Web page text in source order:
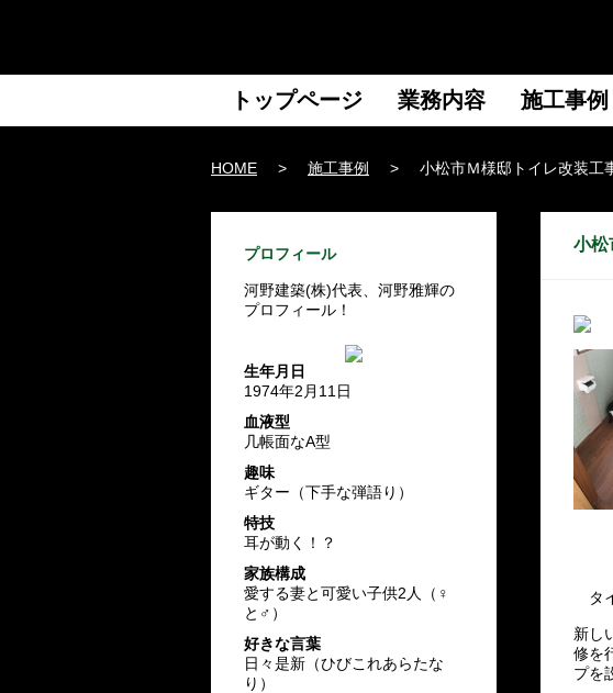
トップページ 業務内容 施工事例
HOME > 施工事例 > 小松市Ｍ様邸トイレ改装工
小松
タ
新し
修を
プを
プロフィール
河野建築(株)代表、河野雅輝の
プロフィール！
生年月日
1974年2月11日
血液型
几帳面なA型
趣味
ギター（下手な弾語り）
特技
耳が動く！？
家族構成
愛する妻と可愛い子供2人（♀
と♂）
好きな言葉
日々是新（ひびこれあらたな
り）